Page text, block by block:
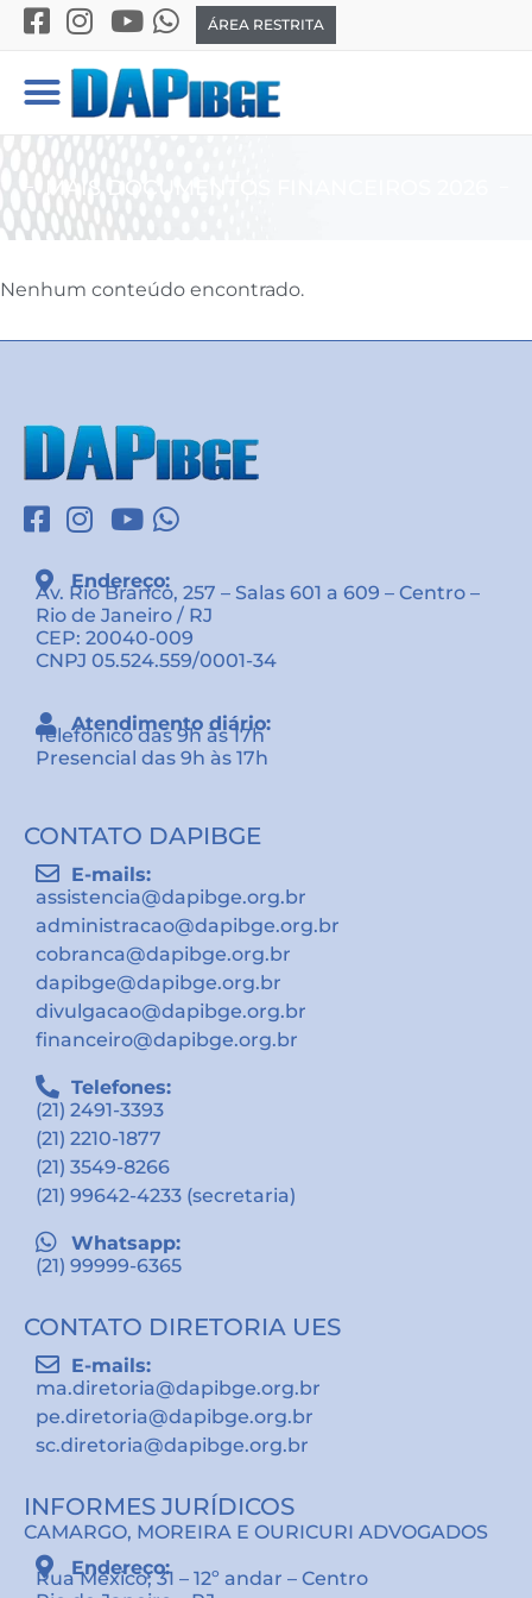
ÁREA RESTRITA
MAIS DOCUMENTOS FINANCEIROS 2026
Nenhum conteúdo encontrado.
Endereço:
Av. Rio Branco, 257 – Salas 601 a 609 – Centro –
Rio de Janeiro / RJ
CEP: 20040-009
CNPJ 05.524.559/0001-34
Atendimento diário:
Telefônico das 9h às 17h
Presencial das 9h às 17h
CONTATO DAPIBGE
E-mails:
assistencia@dapibge.org.br
administracao@dapibge.org.br
cobranca@dapibge.org.br
dapibge@dapibge.org.br
divulgacao@dapibge.org.br
financeiro@dapibge.org.br
Telefones:
(21) 2491-3393
(21) 2210-1877
(21) 3549-8266
(21) 99642-4233 (secretaria)
Whatsapp:
(21) 99999-6365
CONTATO DIRETORIA UES
E-mails:
ma.diretoria@dapibge.org.br
pe.diretoria@dapibge.org.br
sc.diretoria@dapibge.org.br
INFORMES JURÍDICOS
CAMARGO, MOREIRA E OURICURI ADVOGADOS
Endereço:
Rua México, 31 – 12º andar – Centro